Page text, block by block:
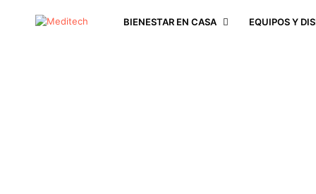
BIENESTAR EN CASA EQUIPOS Y